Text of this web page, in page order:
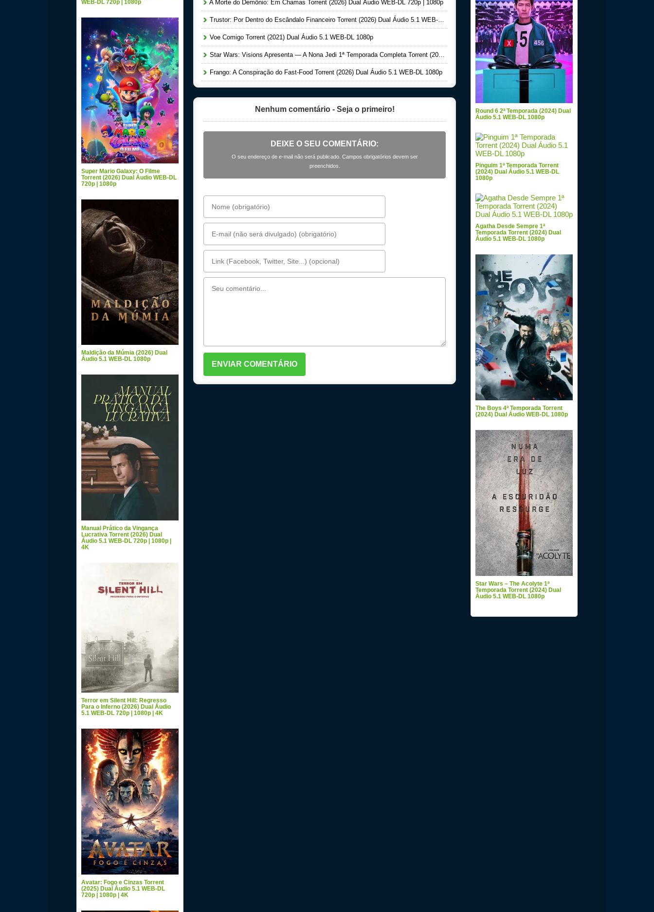
A Morte do Demônio: Em Chamas Torrent (2026) Dual Áudio WEB-DL 720p | 1080p
Trustor: Por Dentro do Escândalo Financeiro Torrent (2026) Dual Áudio 5.1 WEB-DL 1080p
Voe Comigo Torrent (2021) Dual Áudio 5.1 WEB-DL 1080p
Star Wars: Visions Apresenta — A Nona Jedi 1ª Temporada Completa Torrent (2026) Dual Áudio 5.1 WEB-DL 1080p
Frango: A Conspiração do Fast-Food Torrent (2026) Dual Áudio 5.1 WEB-DL 1080p
Nenhum comentário - Seja o primeiro!
DEIXE O SEU COMENTÁRIO:
O seu endereço de e-mail não será publicado. Campos obrigatórios devem ser
preenchidos.
WEB-DL 720p | 1080p
Super Mario Galaxy: O Filme
Torrent (2026) Dual Áudio WEB-DL
720p | 1080p
Maldição da Múmia (2026) Dual
Áudio 5.1 WEB-DL 1080p
Manual Prático da Vingança
Lucrativa Torrent (2026) Dual
Áudio 5.1 WEB-DL 720p | 1080p |
4K
Terror em Silent Hill: Regresso
Para o Inferno (2026) Dual Áudio
5.1 WEB-DL 720p | 1080p | 4K
Avatar: Fogo e Cinzas Torrent
(2025) Dual Áudio 5.1 WEB-DL
720p | 1080p | 4K
Round 6 2ª Temporada (2024) Dual
Áudio 5.1 WEB-DL 1080p
Pinguim 1ª Temporada Torrent
(2024) Dual Áudio 5.1 WEB-DL
1080p
Agatha Desde Sempre 1ª
Temporada Torrent (2024) Dual
Áudio 5.1 WEB-DL 1080p
The Boys 4ª Temporada Torrent
(2024) Dual Áudio WEB-DL 1080p
Star Wars – The Acolyte 1ª
Temporada Torrent (2024) Dual
Áudio 5.1 WEB-DL 1080p